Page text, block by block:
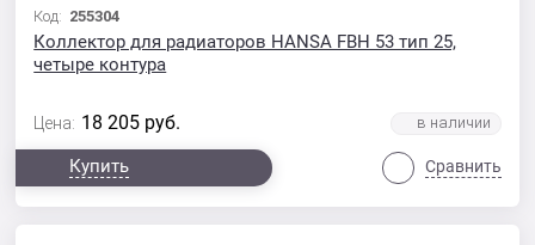
Код: 255304
Коллектор для радиаторов HANSA FBH 53 тип 25,
четыре контура
Цена: 18 205 руб.
Купить Сравнить